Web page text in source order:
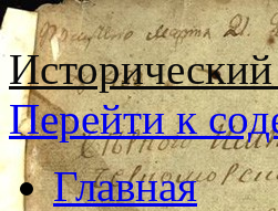
Перейти к
Главная